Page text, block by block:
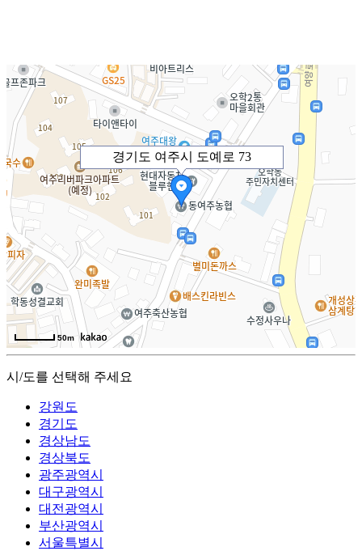
경기도 여주시 도예로 73
50m
시/도를 선택해 주세요
강원도
경기도
경상남도
경상북도
광주광역시
대구광역시
대전광역시
부산광역시
서울특별시